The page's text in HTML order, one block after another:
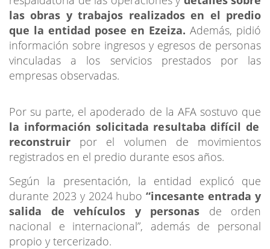
las obras y trabajos realizados en el predio
que la entidad posee en Ezeiza. Además, pidió
información sobre ingresos y egresos de personas
vinculadas a los servicios prestados por las
empresas observadas.
Por su parte, el apoderado de la AFA sostuvo que
la información solicitada resultaba difícil de
reconstruir por el volumen de movimientos
registrados en el predio durante esos años.
Según la presentación, la entidad explicó que
durante 2023 y 2024 hubo“incesante entrada y
salida de vehículos y personas de orden
nacional e internacional”, además de personal
propio y tercerizado.